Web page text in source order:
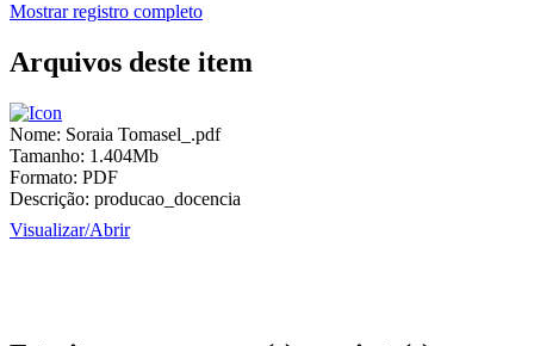
Mostrar registro completo
Arquivos deste item
Nome: Soraia Tomasel_.pdf
Tamanho: 1.404Mb
Formato: PDF
Descrição: producao_docencia
Visualizar/Abrir